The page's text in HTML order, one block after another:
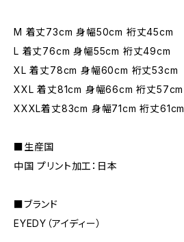
M 着丈73cm 身幅50cm 裄丈45cm
L 着丈76cm 身幅55cm 裄丈49cm
XL 着丈78cm 身幅60cm 裄丈53cm
XXL 着丈81cm 身幅66cm 裄丈57cm
XXXL着丈83cm 身幅71cm 裄丈61cm
■生産国
中国 プリント加工：日本
■ブランド
EYEDY（アイディー）